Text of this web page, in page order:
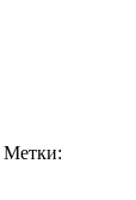
Метки: